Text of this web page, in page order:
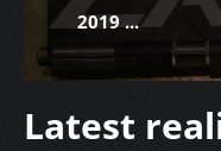
2019 ...
Latest